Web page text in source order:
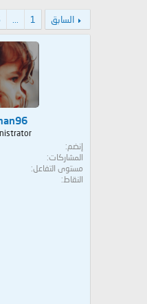
د
ئ
ي
السابق 1
...
إنضم
المشاركات
مستوى التفاعل
النقاط